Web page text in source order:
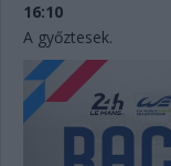
16:10
A győztesek.